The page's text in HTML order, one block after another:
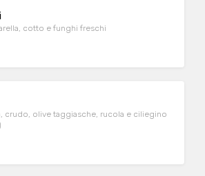
cotto e funghi freschi
crudo, olive taggiasche, rucola e ciliegino